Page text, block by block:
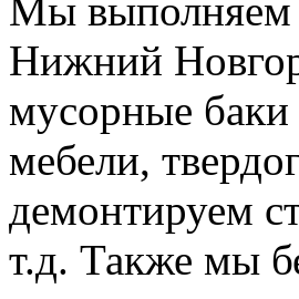
Мы выполняем
Нижний
мусорные
мебели,
демонтируем
т.д. Также мы